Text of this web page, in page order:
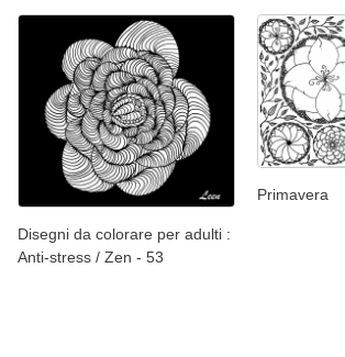
Disegni da colorare per adulti :
Anti-stress / Zen - 53
Primavera